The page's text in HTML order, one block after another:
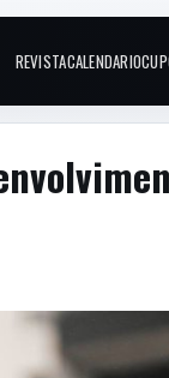
Links do topo
REVISTACALENDARIO